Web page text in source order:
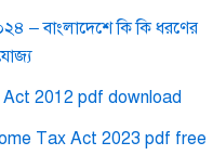
– বাংলাদেশে কি কি ধরণের
2012 pdf download
Tax Act 2023 pdf free